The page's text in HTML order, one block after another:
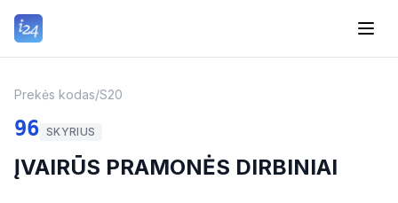
Prekės kodas/S20
96 SKYRIUS
ĮVAIRŪS PRAMONĖS DIRBINIAI